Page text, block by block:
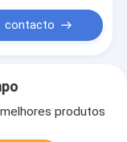
contacto
produtos